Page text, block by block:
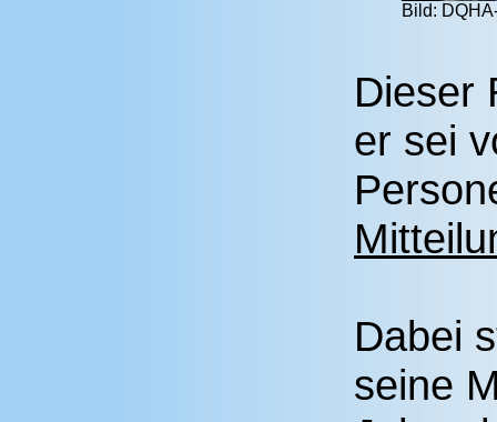
Bild:
Dieser
er sei
Dabei
seine